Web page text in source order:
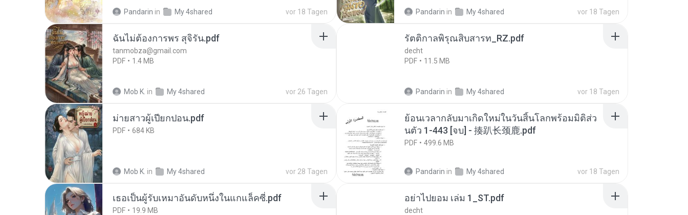
Pandarin in My 4shared vor 18 Tagen Pandarin in My 4shared vor 18 Tagen
ฉันไม่ต้องการพร สุจิรัน.pdf
tanmobza@gmail.com
PDF
1.4 MB
Mob K. in My 4shared vor 26 Tagen
รัตติกาลพิรุณสิบสารท_RZ.pdf
decht
PDF
11.5 MB
Pandarin in My 4shared vor 18 Tagen
ม่ายสาวผู้เปียกปอน.pdf
PDF 684 KB
Mob K. in My 4shared vor 28 Tagen
ย้อนเวลากลับมาเกิดใหม่ในวันสิ้นโลกพร้อมมิติส่ว
นตัว 1-443 [จบ] - 揍趴长颈鹿.pdf
PDF 499.6 MB
Pandarin in My 4shared vor 18 Tagen
เธอเป็นผู้รับเหมาอันดับหนึ่งในแกแล็คซี่.pdf
PDF 19.9 MB
อย่าไปยอม เล่ม 1_ST.pdf
decht